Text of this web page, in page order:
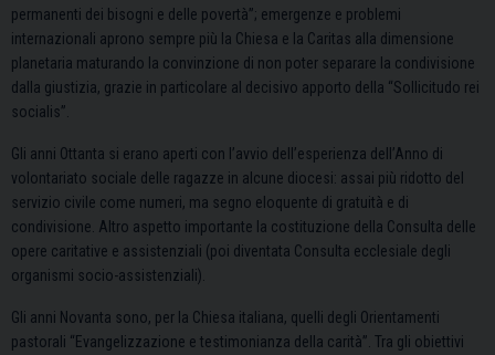
permanenti dei bisogni e delle povertà”; emergenze e problemi
internazionali aprono sempre più la Chiesa e la Caritas alla dimensione
planetaria maturando la convinzione di non poter separare la condivisione
dalla giustizia, grazie in particolare al decisivo apporto della “Sollicitudo rei
socialis”.
Gli anni Ottanta si erano aperti con l’avvio dell’esperienza dell’Anno di
volontariato sociale delle ragazze in alcune diocesi: assai più ridotto del
servizio civile come numeri, ma segno eloquente di gratuità e di
condivisione. Altro aspetto importante la costituzione della Consulta delle
opere caritative e assistenziali (poi diventata Consulta ecclesiale degli
organismi socio-assistenziali).
Gli anni Novanta sono, per la Chiesa italiana, quelli degli Orientamenti
pastorali “Evangelizzazione e testimonianza della carità”. Tra gli obiettivi